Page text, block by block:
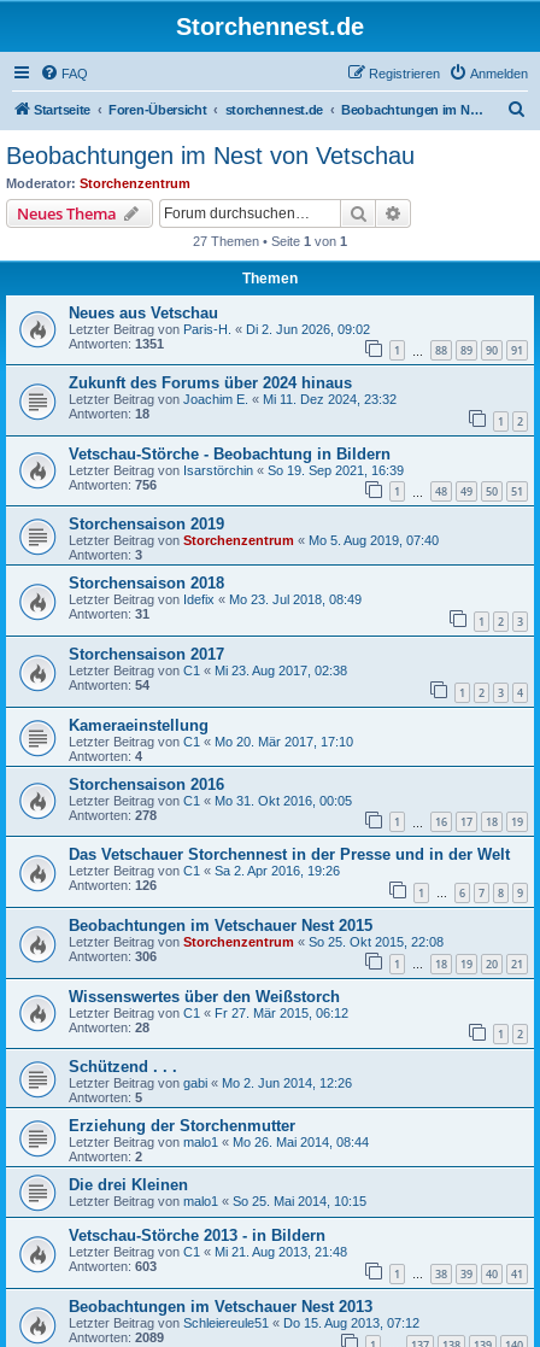
Storchennest.de
FAQ Anmelden
Registrieren
Startseite Foren-Übersicht storchennest.de Beobachtungen im Nest von Vetschau
Beobachtungen im Nest von Vetschau
Moderator: Storchenzentrum
Neues Thema Suche
27 Themen • Seite 1 von 1
Themen
Neues aus Vetschau
Letzter Beitrag von Paris-H. « Di 2. Jun 2026, 09:02
Antworten: 1351 1 88 89 90 91
Zukunft des Forums über 2024 hinaus
Letzter Beitrag von Joachim E. « Mi 11. Dez 2024, 23:32
Antworten: 18 1 2
Vetschau-Störche - Beobachtung in Bildern
Letzter Beitrag von Isarstörchin « So 19. Sep 2021, 16:39
Antworten: 756 1 48 49 50 51
Storchensaison 2019
Letzter Beitrag von Storchenzentrum « Mo 5. Aug 2019, 07:40
Antworten: 3
Storchensaison 2018
Letzter Beitrag von Idefix « Mo 23. Jul 2018, 08:49
Antworten: 31 1 2 3
Storchensaison 2017
Letzter Beitrag von C1 « Mi 23. Aug 2017, 02:38
Antworten: 54 1 2 3 4
Kameraeinstellung
Letzter Beitrag von C1 « Mo 20. Mär 2017, 17:10
Antworten: 4
Storchensaison 2016
Letzter Beitrag von C1 « Mo 31. Okt 2016, 00:05
Antworten: 278 1 16 17 18 19
Das Vetschauer Storchennest in der Presse und in der Welt
Letzter Beitrag von C1 « Sa 2. Apr 2016, 19:26
Antworten: 126 1 … 6 7 8 9
Beobachtungen im Vetschauer Nest 2015
Letzter Beitrag von Storchenzentrum « So 25. Okt 2015, 22:08
Antworten: 306 1 … 18 19 20 21
Wissenswertes über den Weißstorch
Letzter Beitrag von C1 « Fr 27. Mär 2015, 06:12
Antworten: 28 1 2
Schützend . . .
Letzter Beitrag von gabi « Mo 2. Jun 2014, 12:26
Antworten: 5
Erziehung der Storchenmutter
Letzter Beitrag von malo1 « Mo 26. Mai 2014, 08:44
Antworten: 2
Die drei Kleinen
Letzter Beitrag von malo1 « So 25. Mai 2014, 10:15
Vetschau-Störche 2013 - in Bildern
Letzter Beitrag von C1 « Mi 21. Aug 2013, 21:48
Antworten: 603 1 … 38 39 40 41
Beobachtungen im Vetschauer Nest 2013
Letzter Beitrag von Schleiereule51 « Do 15. Aug 2013, 07:12
Antworten: 2089